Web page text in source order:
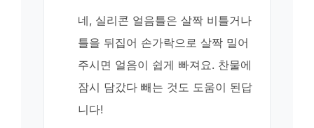
네, 실리콘 얼음틀은 살짝 비틀거나
틀을 뒤집어 손가락으로 살짝 밀어
주시면 얼음이 쉽게 빠져요. 찬물에
잠시 담갔다 빼는 것도 도움이 된답
니다!